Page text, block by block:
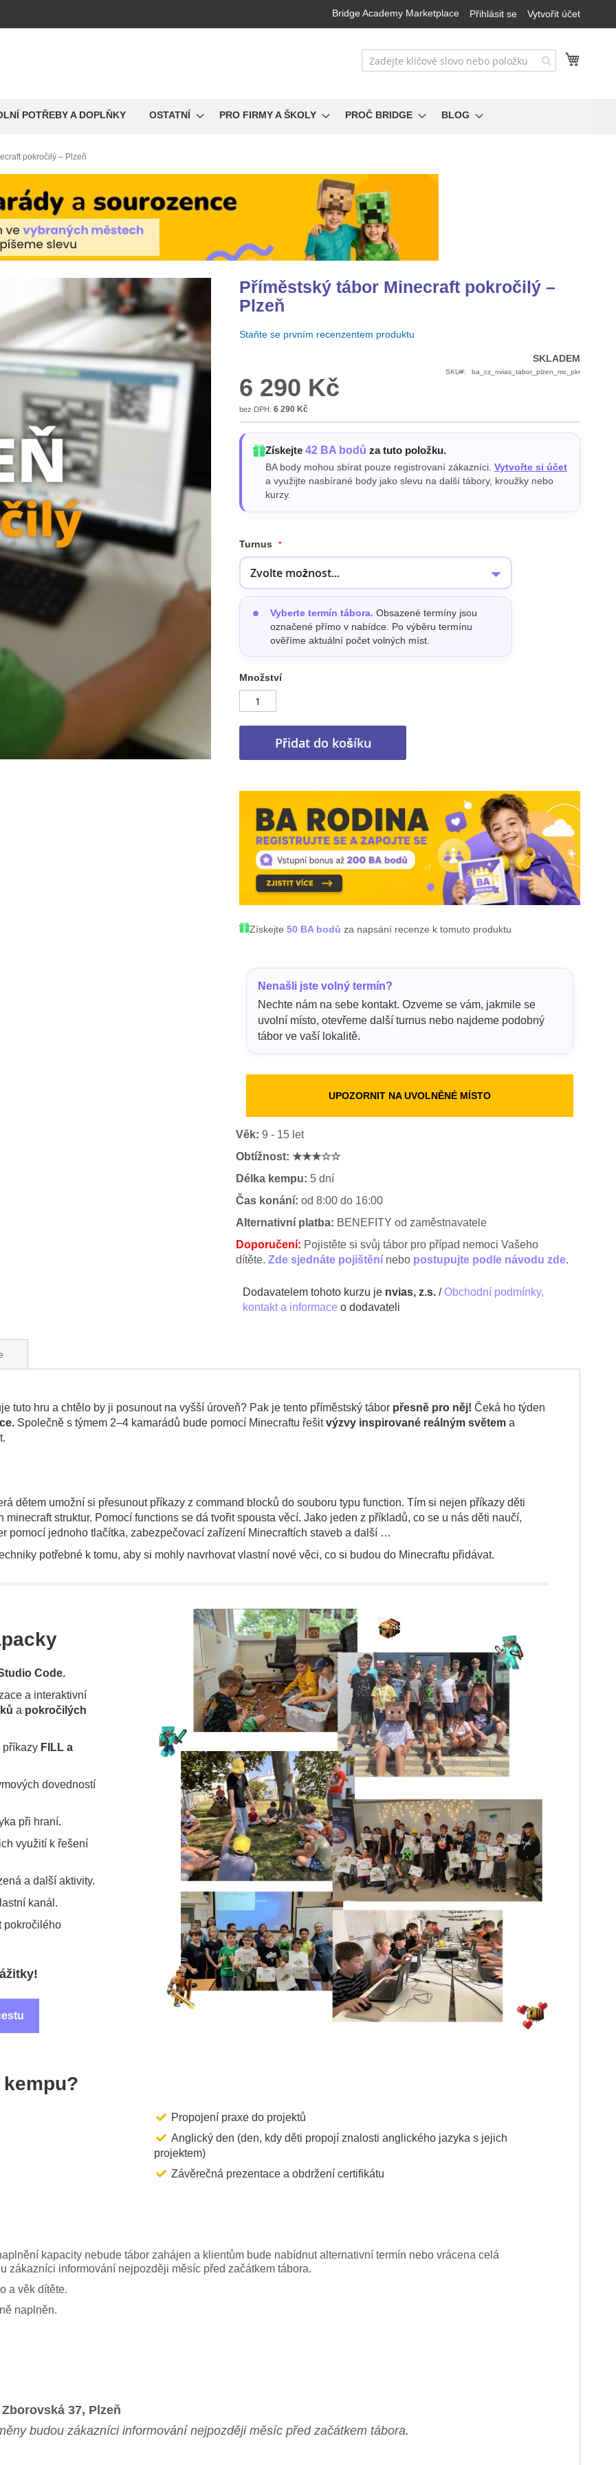
Bridge Academy Marketplace Přihlásit se Vytvořit účet
POTŘEBY A DOPLŇKY OSTATNÍ PRO FIRMY A ŠKOLY PROČ BRIDGE BLOG
pokročilý – Plzeň
Příměstský tábor Minecraft pokročilý –
Plzeň
Staňte se prvním recenzentem produktu
6 290 Kč
6 290 Kč
SKLADEM
SKU ba_cz_nvias_tabor_plzen_mc_pkr
Získejte 42 BA bodů za tuto položku.
BA body mohou sbírat pouze registrovaní zákazníci. Vytvořte si účet
a využijte nasbírané body jako slevu na další tábory, kroužky nebo
kurzy.
Turnus
Vyberte termín tábora. Obsazené termíny jsou
označené přímo v nabídce. Po výběru termínu
ověříme aktuální počet volných míst.
Množství
Přidat do košíku
Získejte 50 BA bodů za napsání recenze k tomuto produktu
Nenašli jste volný termín?
Nechte nám na sebe kontakt. Ozveme se vám, jakmile se
uvolní místo, otevřeme další turnus nebo najdeme podobný
tábor ve vaší lokalitě.
UPOZORNIT NA UVOLNĚNÉ MÍSTO
Věk: 9 - 15 let
Obtížnost:★★★☆☆
Délka kempu: 5 dní
Čas konání:od 8:00 do 16:00
Alternativní platba: BENEFITY od zaměstnavatele
Doporučení: Pojistěte si svůj tábor pro případ nemoci Vašeho
dítěte.Zde sjednáte pojištění nebo postupujte podle návodu zde.
Dodavatelem tohoto kurzu je nvias, z.s. /Obchodní podmínky,
kontakt a informace o dodavateli
tuto hru a chtělo by ji posunout na vyšší úroveň? Pak je tento příměstský tábor přesně pro něj! Čeká ho týden
Společně s týmem 2–4 kamarádů bude pomocí Minecraftu řešitvýzvy inspirované reálným světem a
dětem umožní si přesunout příkazy z command blocků do souboru typu function. Tím si nejen příkazy děti
struktur. Pomocí functions se dá tvořit spousta věcí. Jako jeden z příkladů, co se u nás děti naučí,
pomocí jednoho tlačítka, zabezpečovací zařízení Minecraftích staveb a další …
potřebné k tomu, aby si mohly navrhovat vlastní nové věci, co si budou do Minecraftu přidávat.
Code.
a interaktivní
a pokročilých
příkazy FILL a
dovedností
při hraní.
využití k řešení
a další aktivity.
kanál.
pokročilého
Propojení praxe do projektů
Anglický den (den, kdy děti propojí znalosti anglického jazyka s jejich
projektem)
Závěrečná prezentace a obdržení certifikátu
kapacity nebude tábor zahájen a klientům bude nabídnut alternativní termín nebo vrácena celá
zákazníci informování nejpozději měsíc před začátkem tábora.
a věk dítěte.
naplněn.
37, Plzeň
budou zákazníci informování nejpozději měsíc před začátkem tábora.